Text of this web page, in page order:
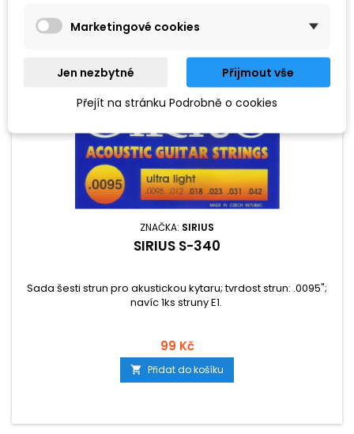
ZNAČKA: SIRIUS
SIRIUS S-340
Sada šesti strun pro akustickou kytaru; tvrdost strun: .0095";
navíc 1ks struny E1.
99 Kč
 Přidat do košíku
Marketingové cookies
Jen nezbytné
Přijmout vše
Přejít na stránku Podrobně o cookies